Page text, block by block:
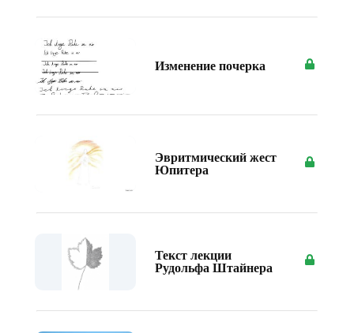
Изменение почерка
Эвритмический жест
Юпитера
Текст лекции
Рудольфа Штайнера